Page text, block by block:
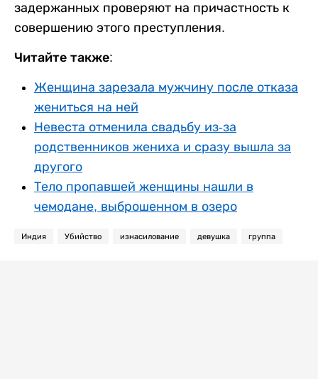
задержанных проверяют на причастность к
совершению этого преступления.
Читайте также:
Женщина зарезала мужчину после отказа
жениться на ней
Невеста отменила свадьбу из-за
родственников жениха и сразу вышла за
другого
Тело пропавшей женщины нашли в
чемодане, выброшенном в озеро
Индия Убийство изнасилование девушка группа